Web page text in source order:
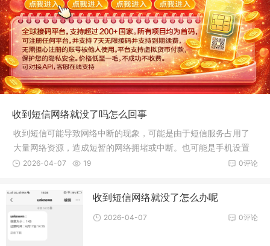
收到短信网络就没了吗怎么回事
收到短信可能导致网络中断的现象，可能是由于短信服务占用了
大量网络资源，造成短暂的网络拥堵或中断。也可能是手机设置
问题或运营商网络问题。具体原因需结合实际情况判断。
0评论
2026-04-07 19
收到短信网络就没了怎么办呢
0评论
2026-04-07